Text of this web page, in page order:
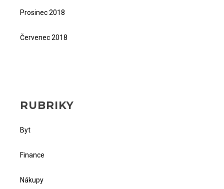
Prosinec 2018
Červenec 2018
RUBRIKY
Byt
Finance
Nákupy